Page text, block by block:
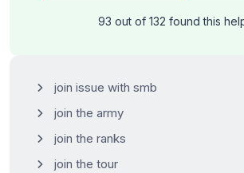
93 out of 132 found this
join issue with smb
join the army
join the ranks
join the tour